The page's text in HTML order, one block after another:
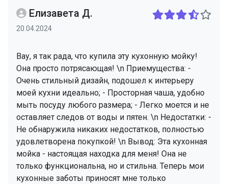
Елизавета Д.
20.04.2024
Вау, я так рада, что купила эту кухонную мойку!
Она просто потрясающая! \n Приемущества: -
Очень стильный дизайн, подошел к интерьеру
моей кухни идеально; - Просторная чаша, удобно
мыть посуду любого размера; - Легко моется и не
оставляет следов от воды и пятен. \n Недостатки: -
Не обнаружила никаких недостатков, полностью
удовлетворена покупкой! \n Вывод: Эта кухонная
мойка - настоящая находка для меня! Она не
только функциональна, но и стильна. Теперь мои
кухонные заботы приносят мне только